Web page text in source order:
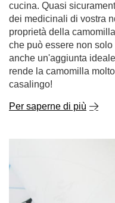
cucina. Quasi
dei medicinali di vostra
proprietà della
che può essere non
anche un'aggiunta
rende la camomilla
casalingo!
Per saperne di più